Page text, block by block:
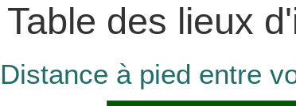
Table des lieux
Distance à pied entre